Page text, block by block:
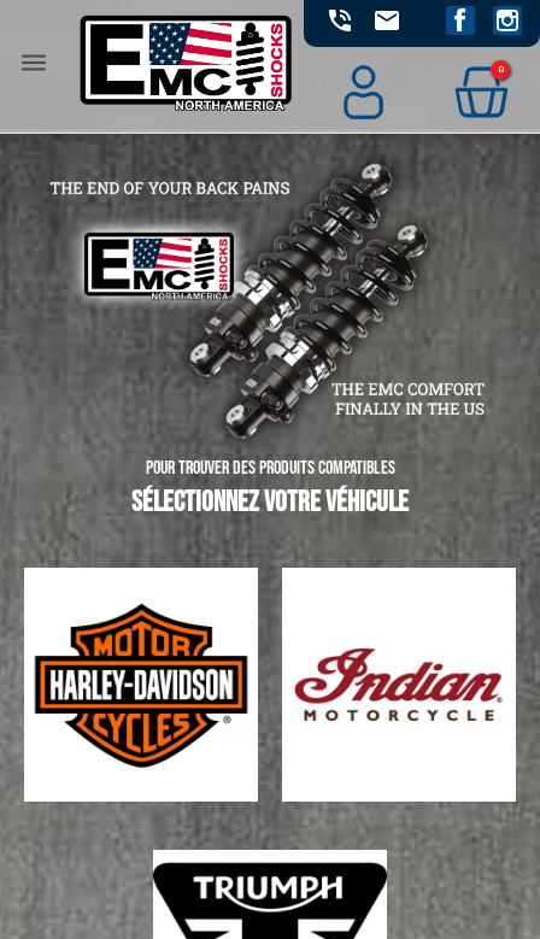
menu
phone_in_talk email
Facebook
0
Pour trouver des produits compatibles
SÉLECTIONNEZ VOTRE VÉHICULE